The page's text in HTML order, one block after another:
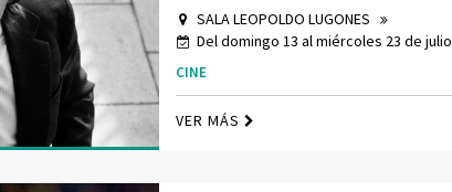
SALA LEOPOLDO LUGONES
Del domingo 13 al miércoles 23 de julio
CINE
VER MÁS